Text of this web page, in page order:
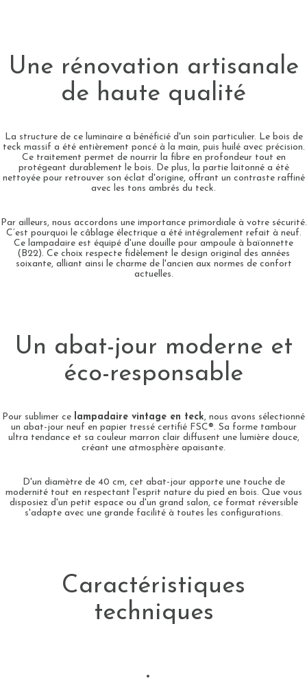
Une rénovation artisanale
de haute qualité
La structure de ce luminaire a bénéficié d'un soin particulier. Le bois de
teck massif a été entièrement poncé à la main, puis huilé avec précision.
Ce traitement permet de nourrir la fibre en profondeur tout en
protégeant durablement le bois. De plus, la partie laitonné a été
nettoyée pour retrouver son éclat d'origine, offrant un contraste raffiné
avec les tons ambrés du teck.
Par ailleurs, nous accordons une importance primordiale à votre sécurité.
C’est pourquoi le câblage électrique a été intégralement refait à neuf.
Ce lampadaire est équipé d'une douille pour ampoule à baïonnette
(B22). Ce choix respecte fidèlement le design original des années
soixante, alliant ainsi le charme de l'ancien aux normes de confort
actuelles.
Un abat-jour moderne et
éco-responsable
Pour sublimer ce lampadaire vintage en teck, nous avons sélectionné
un abat-jour neuf en papier tressé certifié FSC®. Sa forme tambour
ultra tendance et sa couleur marron clair diffusent une lumière douce,
créant une atmosphère apaisante.
D'un diamètre de 40 cm, cet abat-jour apporte une touche de
modernité tout en respectant l'esprit nature du pied en bois. Que vous
disposiez d'un petit espace ou d'un grand salon, ce format réversible
s'adapte avec une grande facilité à toutes les configurations.
Caractéristiques
techniques